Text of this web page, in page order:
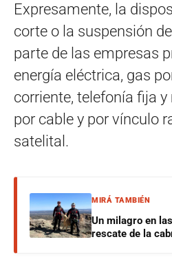
Expresamente, la
corte o la suspensión
parte de las empresas
energía eléctrica, gas
corriente, telefonía fija
por cable y por vínculo
satelital.
MIRÁ TAMBIÉN
Un milagro en
rescate de la